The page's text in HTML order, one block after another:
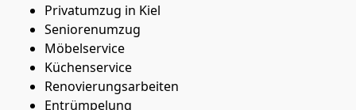
Privatumzug in Kiel
Seniorenumzug
Möbelservice
Küchenservice
Renovierungsarbeiten
Entrümpelung